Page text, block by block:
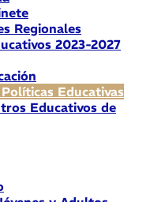
Regionales
2023-2027
Educativas
Educativos de